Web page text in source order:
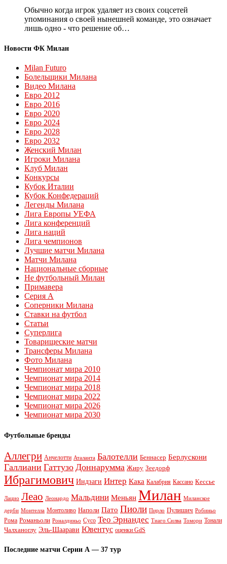
Обычно когда игрок удаляет из своих соцсетей
упоминания о своей нынешней команде, это означает
лишь одно - что решение об…
Новости ФК Милан
Milan Futuro
Болельщики Милана
Видео Милана
Евро 2012
Евро 2016
Евро 2020
Евро 2024
Евро 2028
Евро 2032
Женский Милан
Игроки Милана
Клуб Милан
Конкурсы
Кубок Италии
Кубок Конфедераций
Легенды Милана
Лига Европы УЕФА
Лига конференций
Лига наций
Лига чемпионов
Лучшие матчи Милана
Матчи Милана
Национальные сборные
Не футбольный Милан
Примавера
Серия А
Соперники Милана
Ставки на футбол
Статьи
Суперлига
Товарищеские матчи
Трансферы Милана
Фото Милана
Чемпионат мира 2010
Чемпионат мира 2014
Чемпионат мира 2018
Чемпионат мира 2022
Чемпионат мира 2026
Чемпионат мира 2030
Футбольные бренды
Аллегри Анчелотти Аталанта Балотелли Беннасер Берлускони
Галлиани Гаттузо Доннарумма Жиру Зеедорф
Ибрагимович Индзаги Интер Кака Калабрия Кассано Кессье
Лацио Леао Леонардо Мальдини Меньян Милан Миланское
дерби Монтелла Монтоливо Наполи Пато Пиоли Пирло Пулишич Робиньо
Рома Романьоли Роналдиньо Сусо Тео Эрнандес Тиаго Силва Томори Тонали
Чалханоглу Эль-Шаарави Ювентус оценки GdS
Последние матчи Серии А — 37 тур